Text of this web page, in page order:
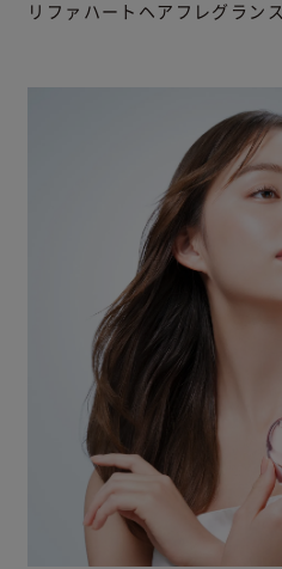
リファハートヘアフレグランス